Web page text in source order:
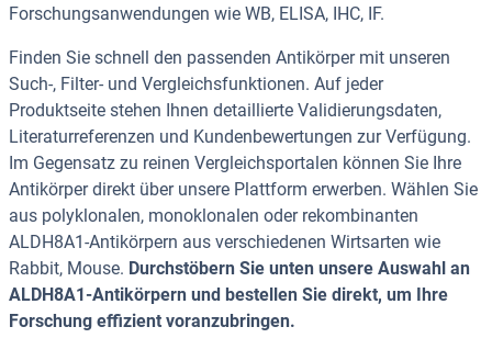
Forschungsanwendungen wie WB, ELISA, IHC, IF.
Finden Sie schnell den passenden Antikörper mit unseren
Such-, Filter- und Vergleichsfunktionen. Auf jeder
Produktseite stehen Ihnen detaillierte Validierungsdaten,
Literaturreferenzen und Kundenbewertungen zur Verfügung.
Im Gegensatz zu reinen Vergleichsportalen können Sie Ihre
Antikörper direkt über unsere Plattform erwerben. Wählen Sie
aus polyklonalen, monoklonalen oder rekombinanten
ALDH8A1-Antikörpern aus verschiedenen Wirtsarten wie
Rabbit, Mouse. Durchstöbern Sie unten unsere Auswahl an
ALDH8A1-Antikörpern und bestellen Sie direkt, um Ihre
Forschung effizient voranzubringen.